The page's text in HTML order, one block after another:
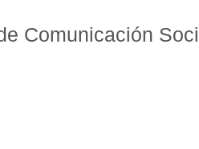
Comunicación